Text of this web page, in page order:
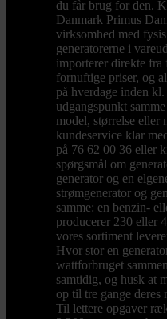
du får brug for den.
Danmark Primus
virksomhed med
generatorerne i
importerer direkte
fornuftige priser, og
på hverdage inden
udgangspunkt
model, størrelse eller
kundeservice klar
på 76 62 00 36 eller
spørgsmål om
generator og en
strømgenerator og
samme: en benzin-
producerer 230 eller
vores sortiment
Hvor stor en
wattforbruget
samtidig, og husk at
op til tre gange
Til lettere opgaver